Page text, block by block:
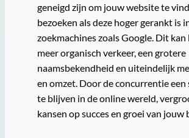
geneigd zijn om jouw website te
bezoeken als deze hoger gerankt is
zoekmachines zoals Google. Dit
meer organisch verkeer, een grotere
naamsbekendheid en uiteindelijk
en omzet. Door de concurrentie een
te blijven in de online wereld,
kansen op succes en groei van jouw